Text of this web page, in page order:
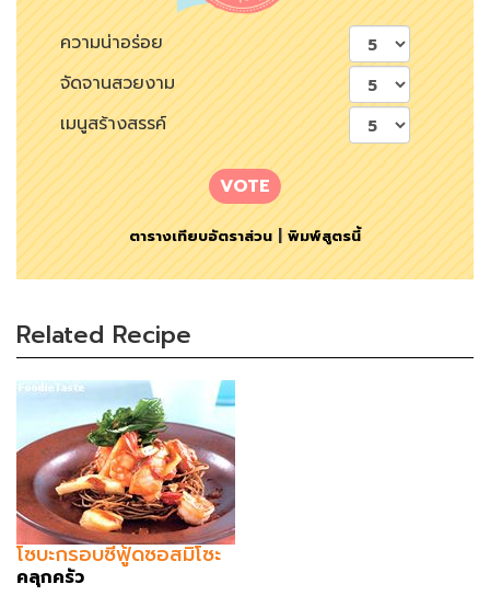
ความน่าอร่อย
จัดจานสวยงาม
เมนูสร้างสรรค์
VOTE
ตารางเทียบอัตราส่วน|พิมพ์สูตรนี้
Related Recipe
โซบะกรอบซีฟู้ดซอสมิโซะ
คลุกครัว